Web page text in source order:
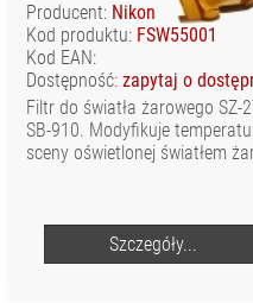
Producent: Nikon
Kod produktu: FSW55001
Kod EAN:
Dostępność: zapytaj o
Filtr do światła żarowego
SB-910. Modyfikuje
sceny oświetlonej światłem
Szczegóły...
STATYWY